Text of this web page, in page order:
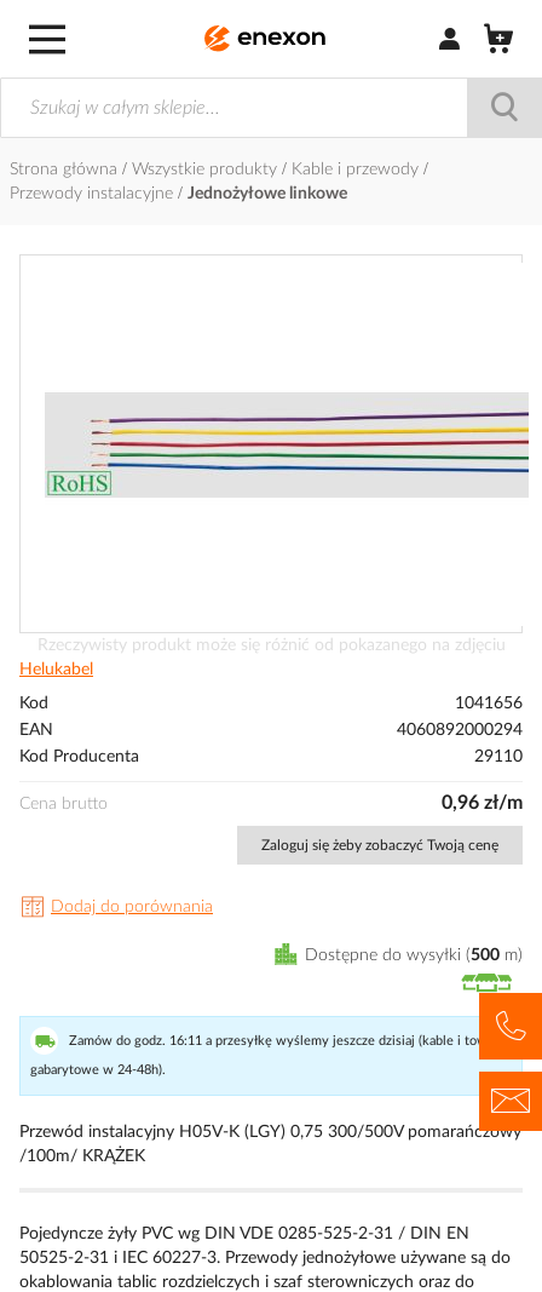
Zaloguj się /
Strona główna Wszystkie produkty
Kable i przewody
Przewody instalacyjne
Jednożyłowe linkowe
Przejdź
na
początek
Rzeczywisty produkt może się różnić od pokazanego na zdjęciu
Helukabel
Kod
1041656
EAN
4060892000294
Kod Producenta
29110
Cena brutto 0,96 zł/m
Zaloguj się żeby zobaczyć Twoją cenę
Dodaj do porównania
Dostępne do wysyłki 500 m
Zamów do godz. 16:11 a przesyłkę wyślemy jeszcze dzisiaj (kable i towary
gabarytowe w 24-48h).
Przewód instalacyjny H05V-K (LGY) 0,75 300/500V pomarańczowy
/100m/ KRĄŻEK
Pojedyncze żyły PVC wg DIN VDE 0285-525-2-31 / DIN EN
50525-2-31 i IEC 60227-3. Przewody jednożyłowe używane są do
okablowania tablic rozdzielczych i szaf sterowniczych oraz do